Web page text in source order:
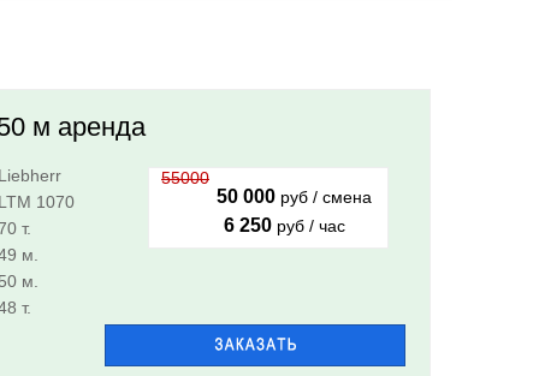
м аренда
1070
т.
м.
м.
т.
55000
50 000 руб / смена
6 250 руб / час